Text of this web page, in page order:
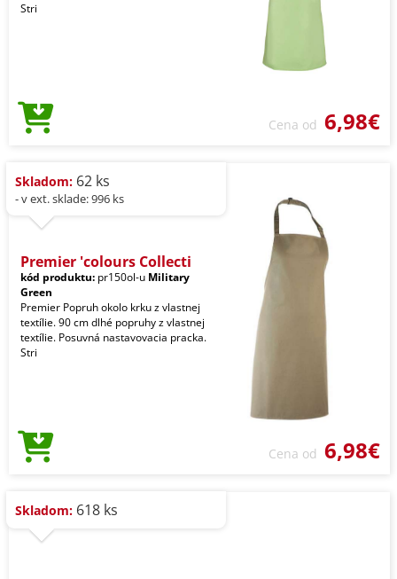
Stri
Cena od 6,98€
Skladom: 62 ks
- v ext. sklade: 996 ks
Premier 'colours Collecti
kód produktu: pr150ol-u Military
Green
Premier Popruh okolo krku z vlastnej
textílie. 90 cm dlhé popruhy z vlastnej
textílie. Posuvná nastavovacia pracka.
Stri
Cena od 6,98€
Skladom: 618 ks